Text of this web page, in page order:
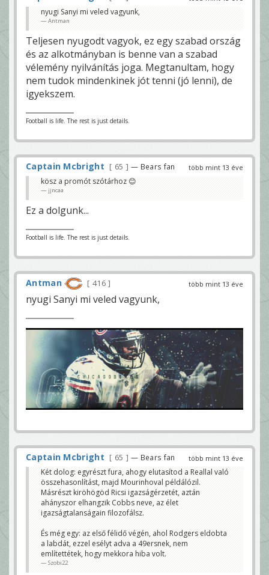
nyugi Sanyi mi veled vagyunk,
Antman
Teljesen nyugodt vagyok, ez egy szabad ország
és az alkotmányban is benne van a szabad
vélemény nyilvánítás joga. Megtanultam, hogy
nem tudok mindenkinek jót tenni (jó lenni), de
igyekszem.
Football is life. The rest is just details.
több mint 13 éve
Captain Mcbright 65 — Bears fan
kösz a promót szótárhoz 😊
jjncaa
Ez a dolgunk...
Football is life. The rest is just details.
több mint 13 éve
Antman 416
nyugi Sanyi mi veled vagyunk,
több mint 13 éve
Captain Mcbright 65 — Bears fan
Két dolog: egyrészt fura, ahogy elutasítod a Reallal való
összehasonlítást, majd Mourinhoval példálózil.
Másrészt kiröhögöd Ricsi igazságérzetét, aztán
ahányszor elhangzik Cobbs neve, az élet
igazságtalanságain filozofálsz.
És még egy: az első félidő végén, ahol Rodgers eldobta
a labdát, ezzel esélyt adva a 49ersnek, nem
említettétek, hogy mekkora hiba volt.
Szobi22